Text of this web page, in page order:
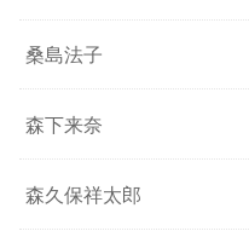
桑島法子
森下来奈
森久保祥太郎